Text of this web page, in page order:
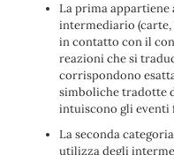
La prima appartiene
intermediario (carte,
in contatto con il
reazioni che si
corrispondono
simboliche tradotte
intuiscono gli eventi
La seconda
utilizza degli